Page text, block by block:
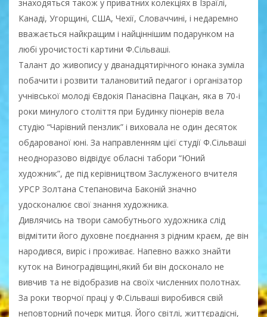
знаходяться також у приватних колекціях в Ізраїлі,
Канаді, Угорщині, США, Чехії, Словаччині, і недаремно
вважається найкращим і найціннішим подарунком на
любі урочистості картини Ф.Сільваші.
Талант до живопису у дванадцятирічного юнака зуміла
побачити і розвити талановитий педагог і організатор
учнівської молоді Євдокія Панасівна Пацкан, яка в 70-і
роки минулого століття при Будинку піонерів вела
студію “Чарівний пензлик” і виховала не один десяток
обдарованої юні. За направленням цієї студії Ф.Сільваші
неодноразово відвідує обласні табори “Юний
художник”, де під керівництвом Заслуженого вчителя
УРСР Золтана Степановича Баконій значно
удосконалює свої знання художника.
Дивлячись на твори самобутнього художника слід
відмітити його духовне поєднання з рідним краєм, де він
народився, виріс і проживає. Напевно важко знайти
куток на Виноградівщині,який би він досконало не
вивчив та не відобразив на своїх численних полотнах.
За роки творчої праці у Ф.Сільваші виробився свій
неповторний почерк митця. Його світлі, життєрадісні,